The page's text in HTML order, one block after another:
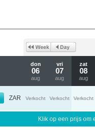
don
06
aug
vri
07
aug
zat
08
aug
ZAR Verkocht Verkocht Verkocht
Klik op een prijs om